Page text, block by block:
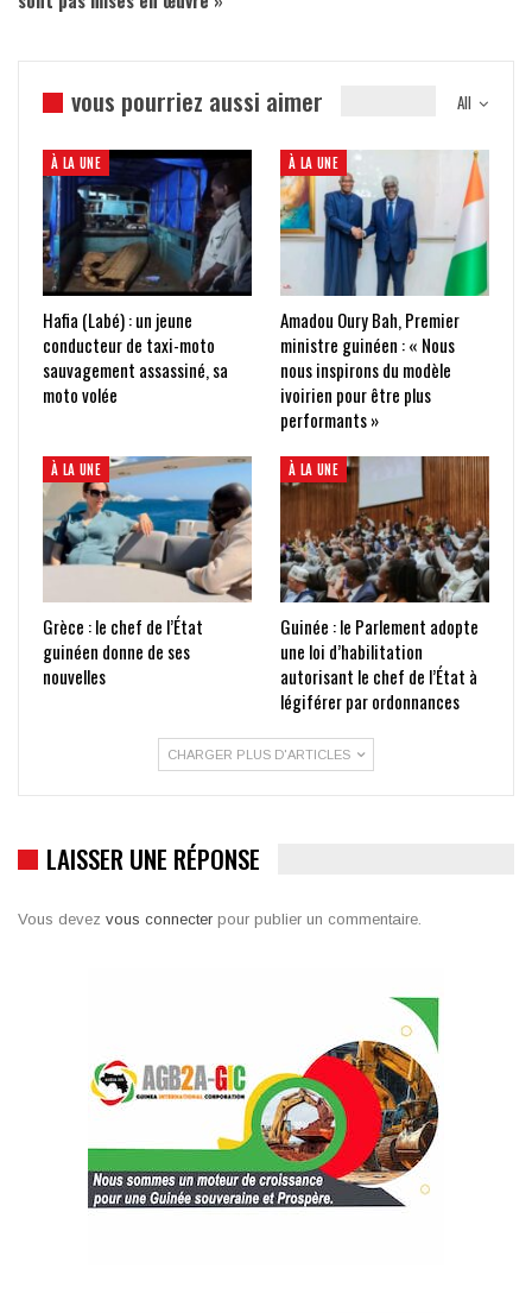
All
vous pourriez aussi aimer
À LA UNE
Hafia (Labé) : un jeune
conducteur de taxi-moto
sauvagement assassiné, sa
moto volée
À LA UNE
Amadou Oury Bah, Premier
ministre guinéen : « Nous
nous inspirons du modèle
ivoirien pour être plus
performants »
À LA UNE
Grèce : le chef de l’État
guinéen donne de ses
nouvelles
À LA UNE
Guinée : le Parlement adopte
une loi d’habilitation
autorisant le chef de l’État à
légiférer par ordonnances
CHARGER PLUS D'ARTICLES
LAISSER UNE RÉPONSE
Vous devez vous connecter pour publier un commentaire.